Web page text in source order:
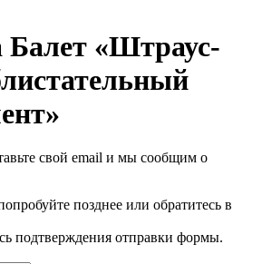
«Штраус-
свой email и мы сообщим о
позднее или обратитесь в
подтверждения отправки формы.